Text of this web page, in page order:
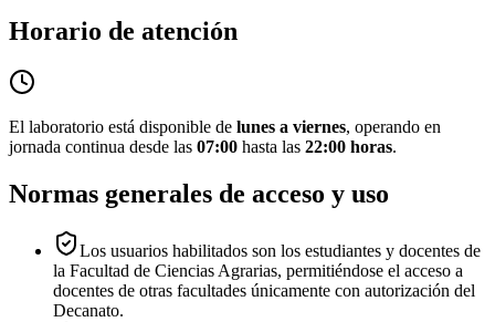
Horario de atención
El laboratorio está disponible de lunes a viernes, operando en
jornada continua desde las 07:00 hasta las 22:00 horas.
Normas generales de acceso y uso
Los usuarios habilitados son los estudiantes y docentes de
la Facultad de Ciencias Agrarias, permitiéndose el acceso a
docentes de otras facultades únicamente con autorización del
Decanato.